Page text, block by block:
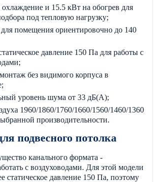
и 15.5 кВт на обогрев для
под тепловую нагрузку;
помещения ориентировочно до 140
давление 150 Па для работы с
без видимого корпуса в
уровень шума от 33 дБ(А);
1960/1860/1760/1660/1560/1460/1360
производительности.
подвесного потолка
канального формата -
с воздуховодами. Для этой модели
статическое давление 150 Па, поэтому